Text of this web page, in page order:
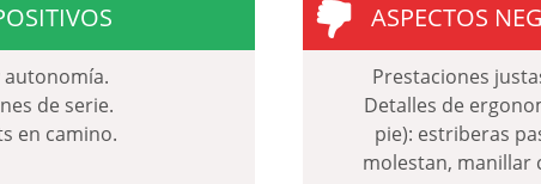
autonomía.
de serie.
en camino.
ASPECTOS
Prestaciones
Detalles de
pie): estriberas
molestan, manillar